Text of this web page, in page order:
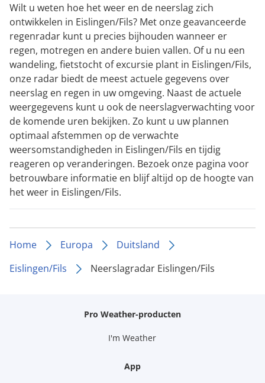
Wilt u weten hoe het weer en de neerslag zich
ontwikkelen in Eislingen/Fils? Met onze geavanceerde
regenradar kunt u precies bijhouden wanneer er
regen, motregen en andere buien vallen. Of u nu een
wandeling, fietstocht of excursie plant in Eislingen/Fils,
onze radar biedt de meest actuele gegevens over
neerslag en regen in uw omgeving. Naast de actuele
weergegevens kunt u ook de neerslagverwachting voor
de komende uren bekijken. Zo kunt u uw plannen
optimaal afstemmen op de verwachte
weersomstandigheden in Eislingen/Fils en tijdig
reageren op veranderingen. Bezoek onze pagina voor
betrouwbare informatie en blijf altijd op de hoogte van
het weer in Eislingen/Fils.
Home Europa
Duitsland
Eislingen/Fils
Neerslagradar Eislingen/Fils
Pro Weather-producten
I'm Weather
App